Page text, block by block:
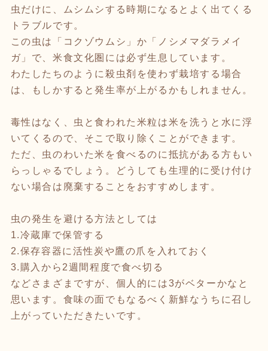
虫だけに、ムシムシする時期になるとよく出てくる
トラブルです。
この虫は「コクゾウムシ」か「ノシメマダラメイ
ガ」で、米食文化圏には必ず生息しています。
わたしたちのように殺虫剤を使わず栽培する場合
は、もしかすると発生率が上がるかもしれません。
毒性はなく、虫と食われた米粒は米を洗うと水に浮
いてくるので、そこで取り除くことができます。
ただ、虫のわいた米を食べるのに抵抗がある方もい
らっしゃるでしょう。どうしても生理的に受け付け
ない場合は廃棄することをおすすめします。
虫の発生を避ける方法としては
1.冷蔵庫で保管する
2.保存容器に活性炭や鷹の爪を入れておく
3.購入から2週間程度で食べ切る
などさまざまですが、個人的には3がベターかなと
思います。食味の面でもなるべく新鮮なうちに召し
上がっていただきたいです。